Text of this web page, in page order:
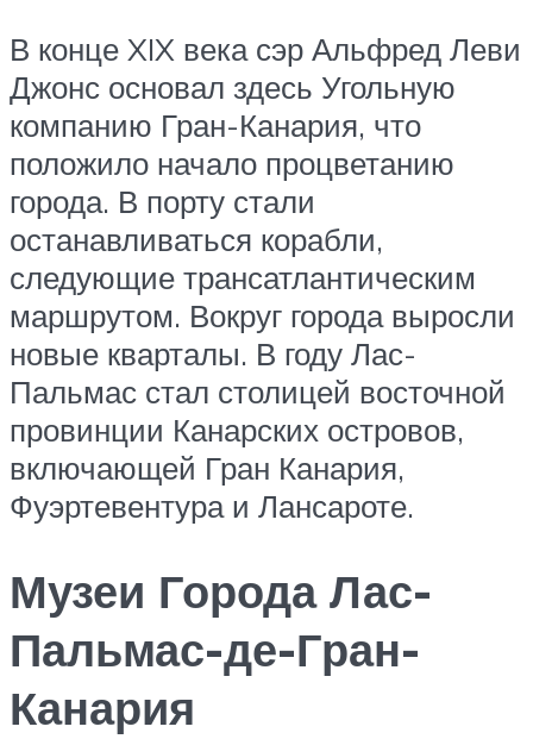
В конце XIX века сэр Альфред Леви
Джонс основал здесь Угольную
компанию Гран-Канария, что
положило начало процветанию
города. В порту стали
останавливаться корабли,
следующие трансатлантическим
маршрутом. Вокруг города выросли
новые кварталы. В году Лас-
Пальмас стал столицей восточной
провинции Канарских островов,
включающей Гран Канария,
Фуэртевентура и Лансароте.
Музеи Города Лас-
Пальмас-де-Гран-
Канария